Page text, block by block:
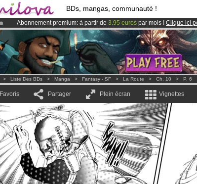
BDs, mangas, communauté !
Abonnement premium: à partir de 3.95 euros par mois ! Clique ici
LeKickstarter Amilova est désormais lancé!.
> Liste Des BDs > Manga > Fantasy - SF > La Route > Ch. 10 > P. 6
Favoris Partager Plein écran Vignettes